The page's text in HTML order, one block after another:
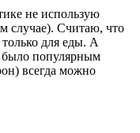
не использую
случае). Считаю, что
для еды. А
было популярным
всегда можно